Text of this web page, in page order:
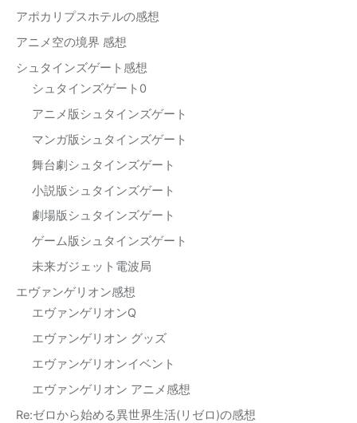
アポカリプスホテルの感想
アニメ空の境界 感想
シュタインズゲート感想
シュタインズゲート0
アニメ版シュタインズゲート
マンガ版シュタインズゲート
舞台劇シュタインズゲート
小説版シュタインズゲート
劇場版シュタインズゲート
ゲーム版シュタインズゲート
未来ガジェット電波局
エヴァンゲリオン感想
エヴァンゲリオンQ
エヴァンゲリオン グッズ
エヴァンゲリオンイベント
エヴァンゲリオン アニメ感想
Re:ゼロから始める異世界生活(リゼロ)の感想